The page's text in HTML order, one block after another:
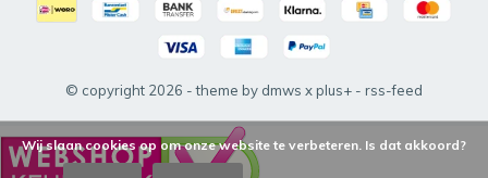
© copyright 2026 - theme by dmws xplus+ - rss-feed
Wij slaan cookies op om onze website te verbeteren. Is dat akkoord?